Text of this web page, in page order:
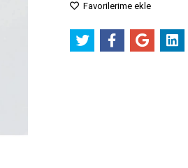
Favorilerime ekle